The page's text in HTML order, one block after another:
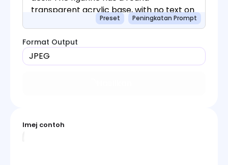
Preset Peningkatan Prompt
Format Output
JPEG
Imej contoh